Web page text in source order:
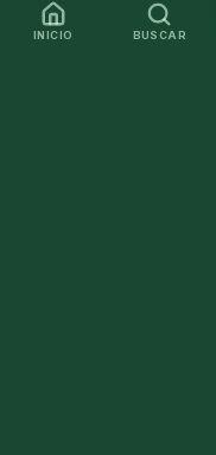
INICIO BUSCAR